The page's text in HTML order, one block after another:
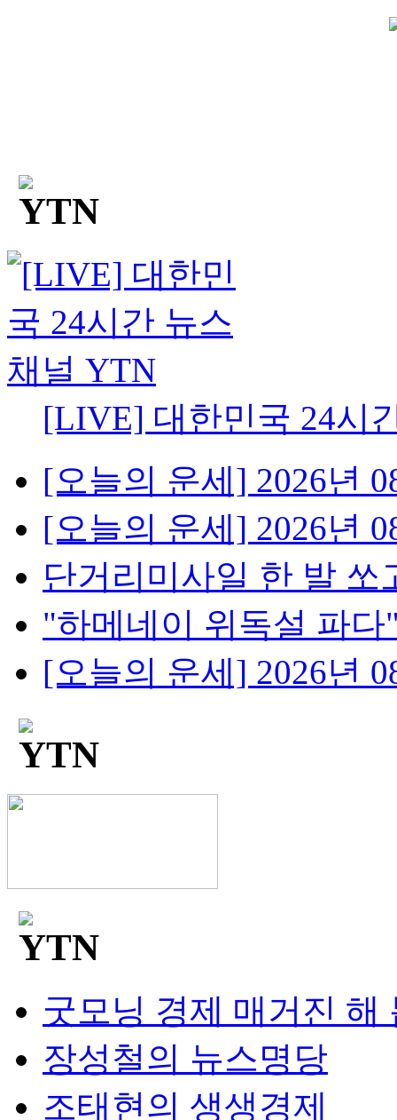
[LIVE] 대한민국 24시
[오늘의 운세] 2026년
[오늘의 운세] 2026년
단거리미사일 한 발 쏘
"하메네이 위독설 파다
[오늘의 운세] 2026년
굿모닝 경제 매거진 해
장성철의 뉴스명당
조태현의 생생경제